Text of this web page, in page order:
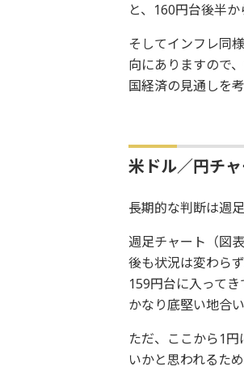
と、160円台後半
そしてインフレ同
向にありますので
国経済の見通しを
米ドル／円チ
長期的な判断は週
週足チャート（図
後も状況は変わら
159円台に入って
かなり底堅い地合
ただ、ここから1
いかと思われるた